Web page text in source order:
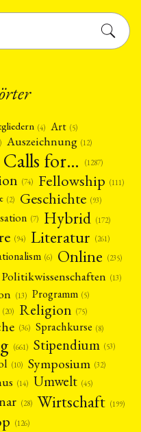
(4) Art (5)
Auszeichnung (12)
Calls for… (1287)
(74) Fellowship (111)
(2) Geschichte (93)
(7) Hybrid (172)
(94) Literatur (261)
(6) Online (235)
Politikwissenschaften (13)
(13) Programm (5)
(20) Religion (75)
(36) Sprachkurse (8)
(661) Stipendium (53)
(10) Symposium (32)
(14) Umwelt (45)
(28) Wirtschaft (199)
(126)